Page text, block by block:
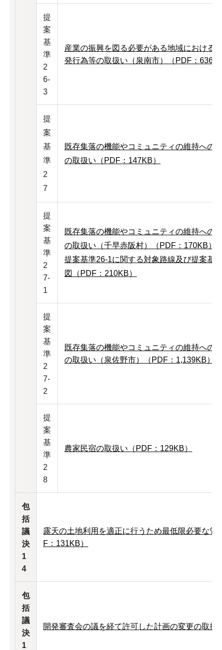
提
案
基
準
2
6-
3
産業の振興を図る必要がある地域における
発行為等の取扱い（泉南市）（PDF：
提
案
基
準
2
7
既存集落の機能やコミュニティの維持への
の取扱い（PDF：147KB）
提
案
基
準
2
7-
1
既存集落の機能やコミュニティの維持への
の取扱い（千早赤阪村）（PDF：170KB）
提案基準26-1に関する対象路線及び提案基
図（PDF：210KB）
提
案
基
準
2
7-
2
既存集落の機能やコミュニティの維持への
の取扱い（泉佐野市）（PDF：1,139KB）
提
案
基
準
2
8
農家民宿の取扱い（PDF：129KB）
包
括
議
決
1
4
露天の土地利用を適正に行うため最低限必要な管
F：131KB）
包
括
議
決
1
開発審査会の議を経て許可した計画の変更の取